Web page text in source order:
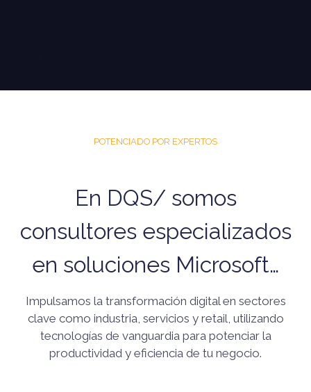
POTENCIADO POR EXPERTOS
En DQS/ somos
consultores especializados
en soluciones Microsoft…
Impulsamos la transformación digital en sectores
clave como industria, servicios y retail, utilizando
tecnologías de vanguardia para potenciar la
productividad y eficiencia de tu negocio.